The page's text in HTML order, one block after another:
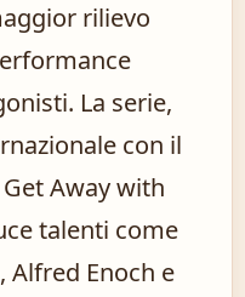
rilievo
La serie,
con il
Away with
talenti come
Alfred Enoch e